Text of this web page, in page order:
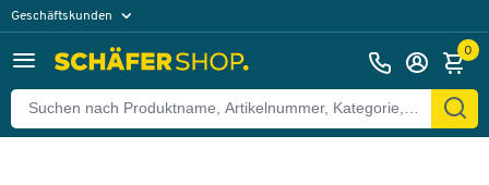
Geschäftskunden
0
Zurück